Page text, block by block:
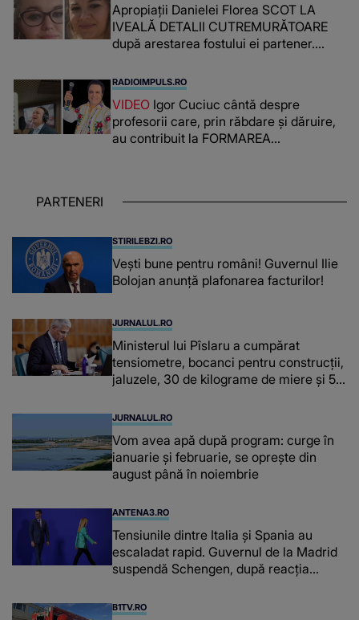
Apropiații Danielei Florea SCOT LA
IVEALĂ DETALII CUTREMURĂTOARE
după arestarea fostului ei partener.
românca ucisă în Italia și ascunsă în
lada unui pat: " Îmi pare rău că nu am
reușit să fac mai mult pentru ea și..."
RADIOIMPULS.RO
VIDEO Igor Cuciuc cântă despre
profesorii care, prin răbdare și dăruire,
au contribuit la FORMAREA
chiar și după trecerea anilor: "De
PARTENERI
STIRILEBZI.RO
Vești bune pentru români! Guvernul Ilie
Bolojan anunță plafonarea facturilor!
JURNALUL.RO
Ministerul lui Pîslaru a cumpărat
tensiometre, bocanci pentru construcții,
jaluzele, 30 de kilograme de miere și 50
JURNALUL.RO
Vom avea apă după program: curge în
ianuarie și februarie, se oprește din
august până în noiembrie
ANTENA3.RO
Tensiunile dintre Italia și Spania au
escaladat rapid. Guvernul de la Madrid
suspendă Schengen, după reacția
B1TV.RO